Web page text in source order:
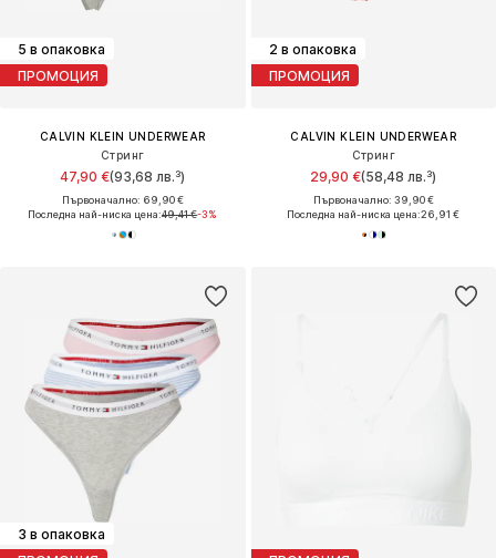
5 в опаковка
ПРОМОЦИЯ
CALVIN KLEIN UNDERWEAR
Стринг
47,90 €(93,68 лв.³)
Първоначално: 69,90 €
Последна най-ниска цена:49,41 €-3%
2 в опаковка
ПРОМОЦИЯ
CALVIN KLEIN UNDERWEAR
Стринг
29,90 €(58,48 лв.³)
Първоначално: 39,90 €
Последна най-ниска цена:26,91 €
3 в опаковка